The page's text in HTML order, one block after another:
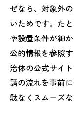
ぜなら、対象外
いためです。た
や設置条件が細
公的情報を参照
治体の公式サイ
請の流れを事前
駄なくスムーズ